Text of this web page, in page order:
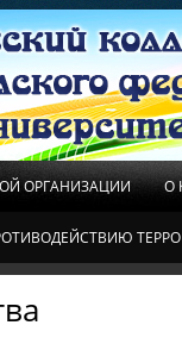
ОРГАНИЗАЦИИ О